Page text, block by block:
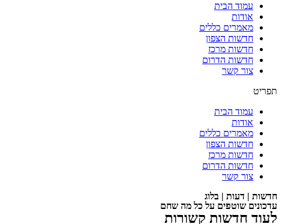
עמוד הבית
אודות
מאמרים כללים
חדשות הצפון
חדשות מרכז
חדשות הדרום
צור קשר
תפריט
עמוד הבית
אודות
מאמרים כללים
חדשות הצפון
חדשות מרכז
חדשות הדרום
צור קשר
חדשות | דעות | בלוג
עדכונים שוטפים על כל מה שחם
לעוד חדשות קשורות